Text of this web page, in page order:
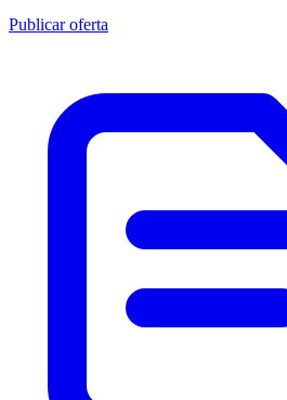
Publicar oferta